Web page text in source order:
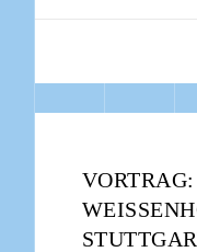
VORTRAG: